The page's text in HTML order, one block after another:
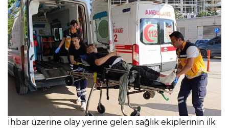
İhbar üzerine olay yerine gelen sağlık ekiplerinin ilk